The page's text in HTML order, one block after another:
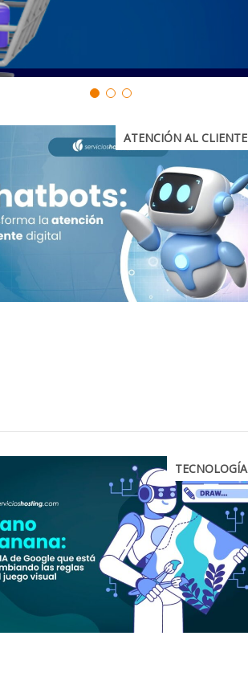
ATENCIÓN AL CLIENTE
TECNOLOGÍA